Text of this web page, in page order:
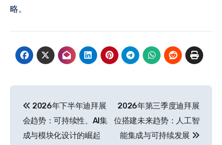
略。
章
导
2026年下半年迪拜展
会趋势：可持续性、AI集
成与模块化设计的崛起
2026年第三季度迪拜展
位搭建未来趋势：人工智
能集成与可持续发展